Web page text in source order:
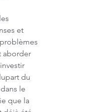
et
aborder
du
le
que la